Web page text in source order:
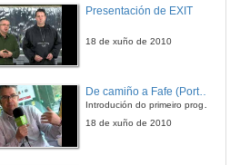
Presentación de EXIT
18 de xuño de 2010
De camiño a Fafe (Portugal)
Introdución do primeiro programa
18 de xuño de 2010